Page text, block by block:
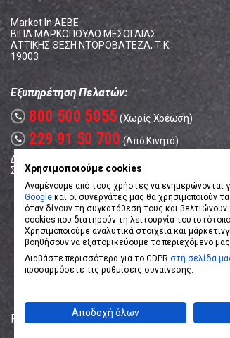
Market In ΑΕΒΕ
ΒΙΠΑ ΜΑΡΚΟΠΟΥΛΟ ΜΕΣΟΓΑΙΑΣ
ΑΤΤΙΚΗΣ ΘΕΣΗ ΝΤΟΡΟΒΑΤΕΖΑ, Τ.Κ.
19003
Εξυπηρέτηση Πελατών:
call 800 500 5055 (Χωρίς Χρέωση)
call 229 91 50 700 (Από Κινητό)
Δευτέρα - Παρασκευή: 08:00 - 17:00
Σάββατο: 08:00 – 14:00
Powered by eShopKeyDesigned by
Χρησιμοποιούμε cookies
Αναμένουμε από τους χρήστες να ενημερώνονται
Google και οι συνεργάτες μας θα χρησιμοποιούν
όταν δίνουν τη συγκατάθεσή τους και βελτιώνουν
cookies που διατηρούν τη λειτουργία του
Χρησιμοποιούμε αναλυτικά στοιχεία και
βοηθήσουν να εξατομικεύουμε το περιεχόμενο μας
Διαβάστε περισσότερα για το GDPR στη σελίδα
προσαρμόσετε τις ρυθμίσεις συναίνεσης.
Αποδοχή όλων